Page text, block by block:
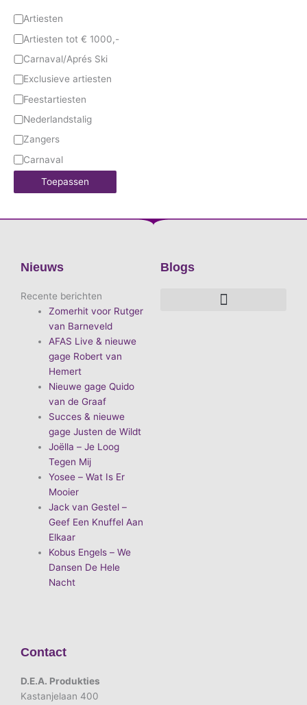
Artiesten
Artiesten tot € 1000,-
Carnaval/Aprés Ski
Exclusieve artiesten
Feestartiesten
Nederlandstalig
Zangers
Carnaval
Toepassen
Nieuws
Recente berichten
Zomerhit voor Rutger
van Barneveld
AFAS Live & nieuwe
gage Robert van
Hemert
Nieuwe gage Quido
van de Graaf
Succes & nieuwe
gage Justen de Wildt
Joëlla – Je Loog
Tegen Mij
Yosee – Wat Is Er
Mooier
Jack van Gestel –
Geef Een Knuffel Aan
Elkaar
Kobus Engels – We
Dansen De Hele
Nacht
Blogs
Contact
D.E.A. Produkties
Kastanjelaan 400